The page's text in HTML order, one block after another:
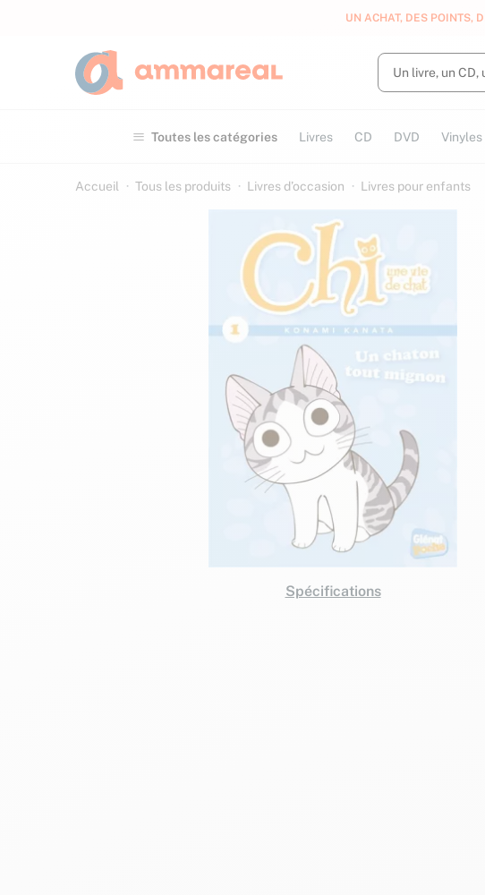
UN ACHAT, DES POINTS,
Toutes les catégories Livres CD DVD Vinyles
Accueil Tous les produits Livres d’occasion Livres pour enfants
Spécifications